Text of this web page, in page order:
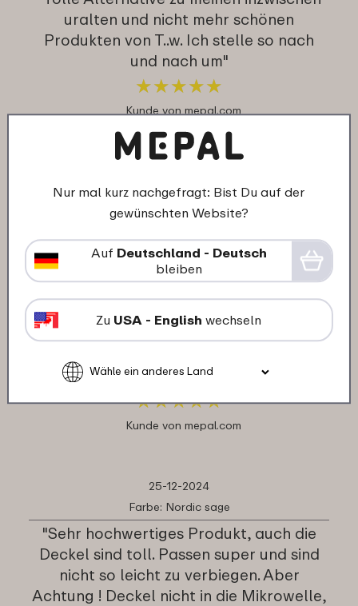
uralten und nicht mehr schönen
Produkten von T..w. Ich stelle so nach
und nach um"
★★★★★
★★★★★
Kunde von mepal.com
Farbe: Nordic sage
"Alles super"
★★★★★
★★★★★
Kunde von mepal.com
24-11-2025
"Sehr gut!"
★★★★★
★★★★★
Kunde von mepal.com
25-12-2024
Farbe: Nordic sage
"Sehr hochwertiges Produkt, auch die
Deckel sind toll. Passen super und sind
nicht so leicht zu verbiegen. Aber
Achtung ! Deckel nicht in die Mikrowelle,
Nur mal kurz nachgefragt: Bist Du auf der
gewünschten Website?
Auf Deutschland - Deutsch
bleiben
Zu USA - English wechseln